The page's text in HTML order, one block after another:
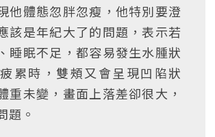
他體態忽胖忽瘦，他特別要澄
該是年紀大了的問題，表示若
睡眠不足，都容易發生水腫狀
累時，雙頰又會呈現凹陷狀
重未變，畫面上落差卻很大，
題。